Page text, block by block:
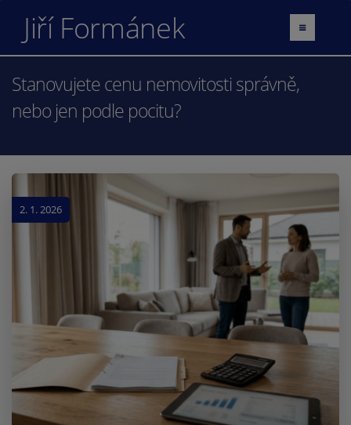
Jiří Formánek
Stanovujete cenu nemovitosti správně,
nebo jen podle pocitu?
2. 1. 2026